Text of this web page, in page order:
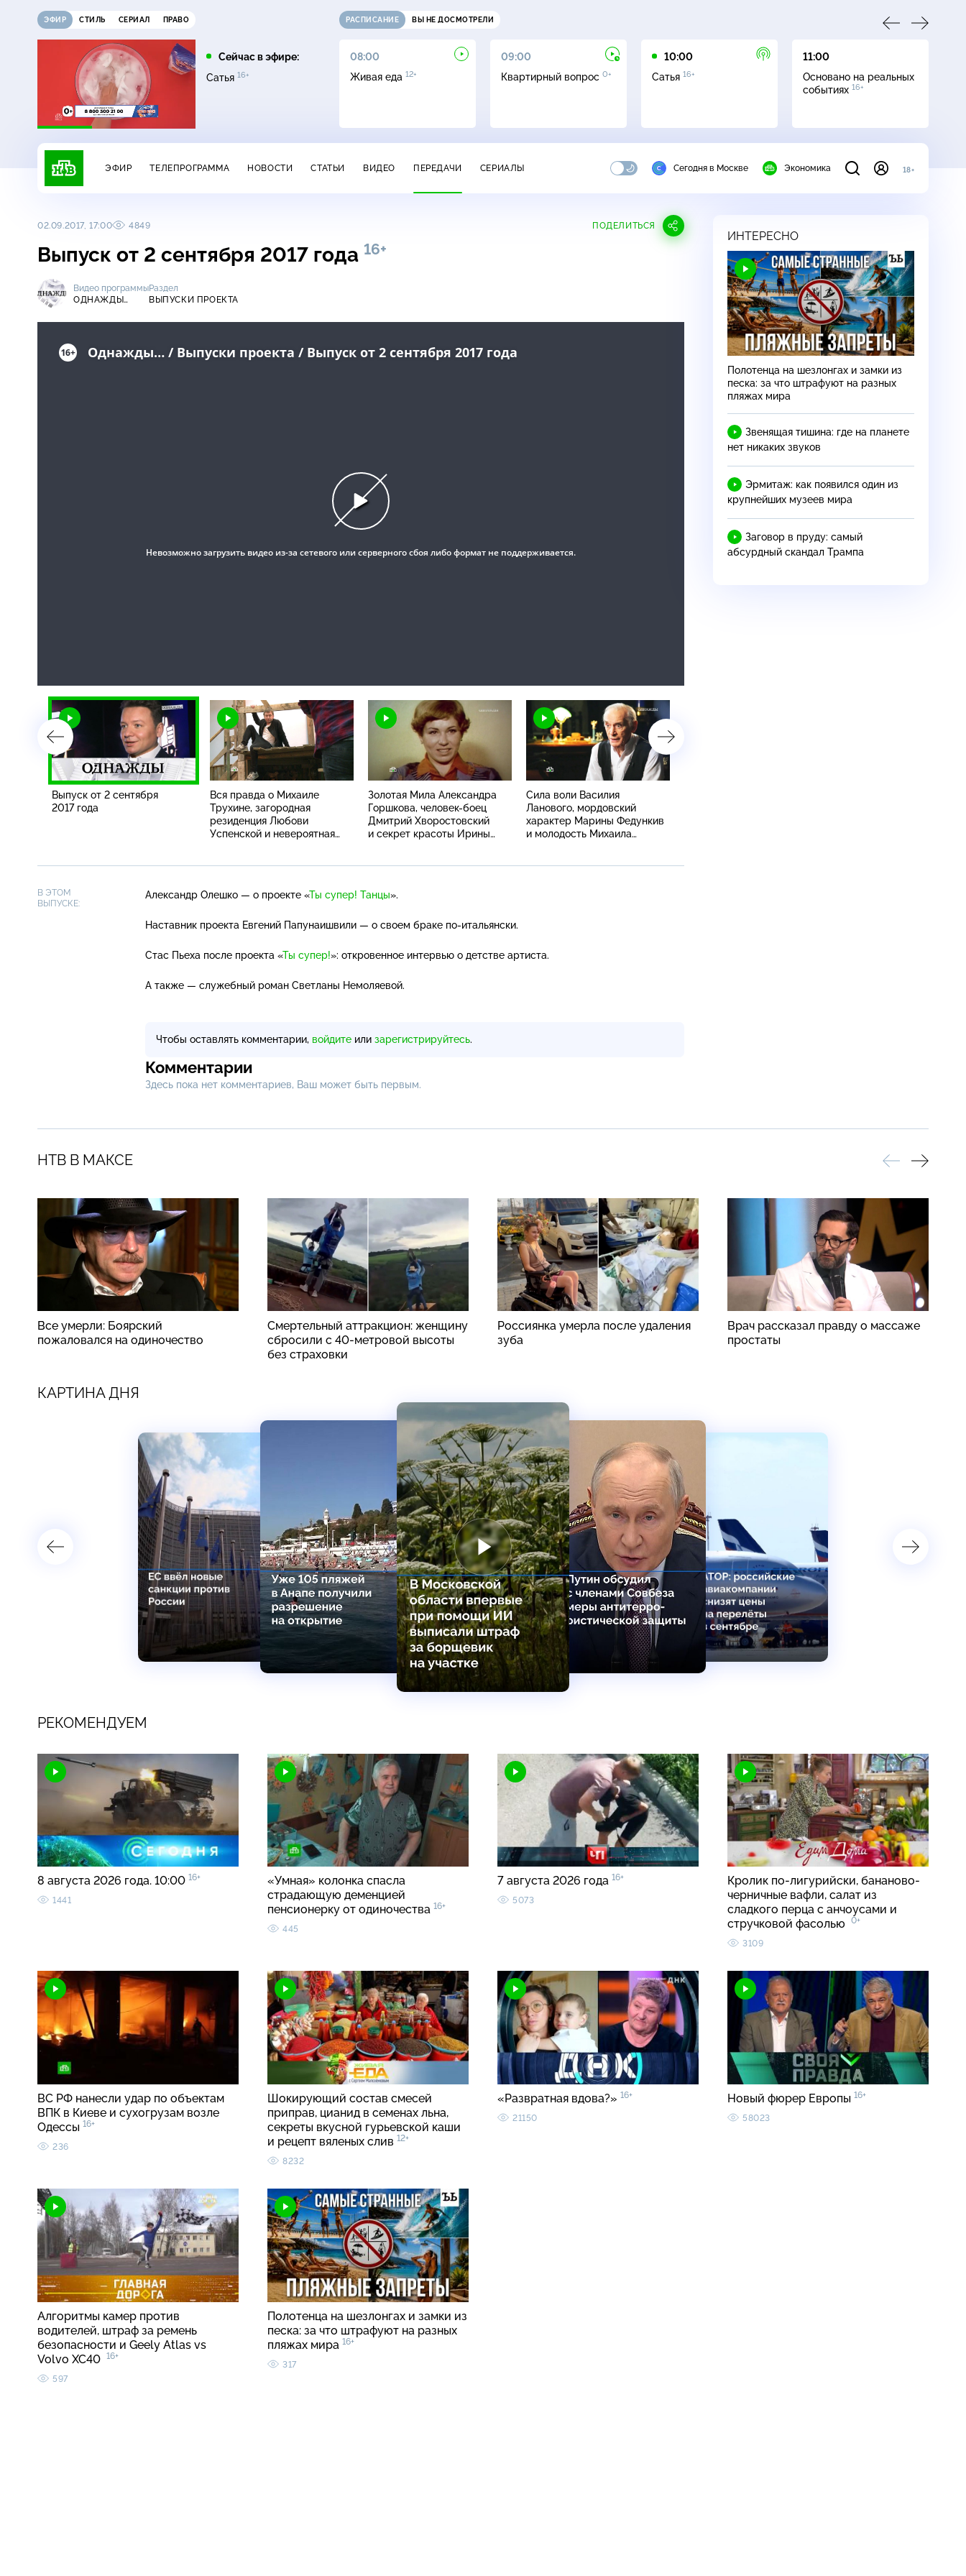
ЭФИР СТИЛЬ СЕРИАЛ ПРАВО
Сейчас в эфире:
Сатья 16+
РАСПИСАНИЕ ВЫ НЕ ДОСМОТРЕЛИ
Сегодня
07:20
Главная дорога
08:00
Живая еда 12+
09:00
Квартирный вопрос 0+
10:00
Сатья 16+
11:00
Основано на реальных
событиях 16+
ЭФИР ТЕЛЕПРОГРАММА НОВОСТИ СТАТЬИ ВИДЕО ПЕРЕДАЧИ СЕРИАЛЫ Сегодня в Москве Экономика 18+
02.09.2017, 17:00 4849 ПОДЕЛИТЬСЯ
Выпуск от 2 сентября 2017 года 16+
Видео программы
ОДНАЖДЫ…
Раздел
ВЫПУСКИ ПРОЕКТА
This
modal
Невозможно загрузить видео из-за сетевого или серверного сбоя либо формат не поддерживается.
16+ Однажды… / Выпуски проекта / Выпуск от 2 сентября 2017 года
Выпуск от 2 сентября
2017 года
Вся правда о Михаиле
Трухине, загородная
резиденция Любови
Успенской и невероятная
Золотая Мила Александра
Горшкова, человек-боец
Дмитрий Хворостовский
и секрет красоты Ирины
Сила воли Василия
Ланового, мордовский
характер Марины Федункив
и молодость Михаила
В ЭТОМ
ВЫПУСКЕ:
Александр Олешко — о проекте «Ты супер! Танцы».
Наставник проекта Евгений Папунаишвили — о своем браке по-итальянски.
Стас Пьеха после проекта «Ты супер!»: откровенное интервью о детстве артиста.
А также — служебный роман Светланы Немоляевой.
Чтобы оставлять комментарии, войдите или зарегистрируйтесь.
Комментарии
Здесь пока нет комментариев, Ваш может быть первым.
ИНТЕРЕСНО
Полотенца на шезлонгах и замки из
песка: за что штрафуют на разных
пляжах мира
Звенящая тишина: где на планете
нет никаких звуков
Эрмитаж: как появился один из
крупнейших музеев мира
Заговор в пруду: самый
абсурдный скандал Трампа
НТВ В МАКСЕ
Все умерли: Боярский
пожаловался на одиночество
Смертельный аттракцион: женщину
сбросили с 40-метровой высоты
без страховки
Россиянка умерла после удаления
зуба
Врач рассказал правду о массаже
простаты
КАРТИНА ДНЯ
РЕКОМЕНДУЕМ
8 августа 2026 года. 10:00 16+
1441
«Умная» колонка спасла
страдающую деменцией
пенсионерку от одиночества 16+
445
7 августа 2026 года 16+
5073
Кролик по-лигурийски, бананово-
черничные вафли, салат из
сладкого перца с анчоусами и
стручковой фасолью
0+
3109
ВС РФ нанесли удар по объектам
ВПК в Киеве и сухогрузам возле
Одессы 16+
236
Шокирующий состав смесей
приправ, цианид в семенах льна,
секреты вкусной гурьевской каши
и рецепт вяленых слив 12+
8232
«Развратная вдова?» 16+
21150
Новый фюрер Европы 16+
58023
Алгоритмы камер против
водителей, штраф за ремень
безопасности и Geely Atlas vs
Volvo XC40 16+
597
Полотенца на шезлонгах и замки из
песка: за что штрафуют на разных
пляжах мира 16+
317